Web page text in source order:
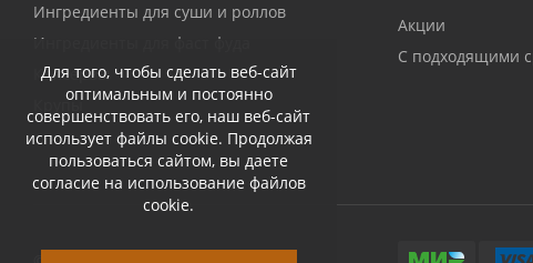
Для того, чтобы сделать веб-сайт
оптимальным и постоянно
совершенствовать его, наш веб-сайт
использует файлы cookie. Продолжая
пользоваться сайтом, вы даете
согласие на использование файлов
cookie.
Ингредиенты для суши и роллов
Ингредиенты для фаст фуда
Консервы
Крупы
Акции
С подходящими